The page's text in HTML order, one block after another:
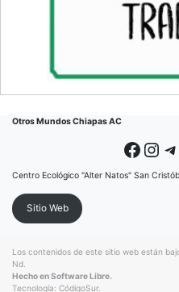
Otros Mundos Chiapas AC
Facebook Instagram Telegram
Centro Ecológico "Alter Natos" San
Sitio Web
Los contenidos de este sitio web están
Nd
Hecho en Software Libre.
Tecnología: CódigoSur.